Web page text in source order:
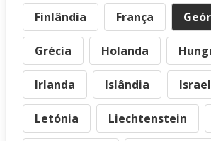
Finlândia França
Grécia Holanda
Irlanda Islândia Israel
Letónia Liechtenstein